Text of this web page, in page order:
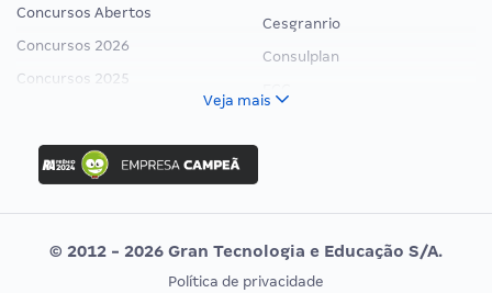
Concursos Abertos
Concursos 2026
Concursos 2025
Concurso Nacional Unificado
Concurso Ibama
Concurso MPU
Editais publicados
Cesgranrio
Consulplan
Vunesp
Veja mais
© 2012 - 2026 Gran Tecnologia e Educação S/A.
Política de privacidade